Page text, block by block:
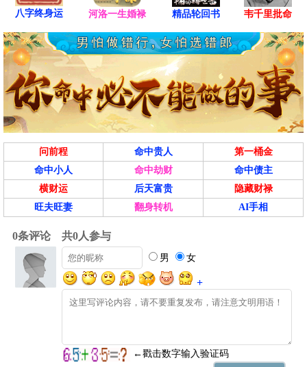
八字终身运 河洛一生婚禄 精品轮回书 韦千里批命
问前程 命中贵人
第一桶金
命中小人
命中劫财
命中债主
横财运
后天富贵
隐藏财禄
旺夫旺妻
翻身转机 AI手相